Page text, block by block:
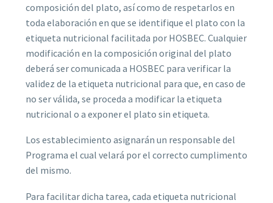
composición del plato, así como de respetarlos en
toda elaboración en que se identifique el plato con la
etiqueta nutricional facilitada por HOSBEC. Cualquier
modificación en la composición original del plato
deberá ser comunicada a HOSBEC para verificar la
validez de la etiqueta nutricional para que, en caso de
no ser válida, se proceda a modificar la etiqueta
nutricional o a exponer el plato sin etiqueta.
Los establecimiento asignarán un responsable del
Programa el cual velará por el correcto cumplimento
del mismo.
Para facilitar dicha tarea, cada etiqueta nutricional